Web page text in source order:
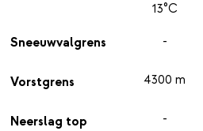
Sneeuwvalgrens
Vorstgrens
Neerslag top
13°C
-
4300 m
-